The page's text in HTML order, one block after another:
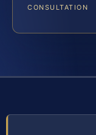
CONSULTATION